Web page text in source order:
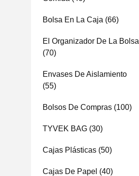
Bolsa En La Caja (66)
El Organizador De La Bolsa
(70)
Envases De Aislamiento
(55)
Bolsos De Compras (100)
TYVEK BAG (30)
Cajas Plásticas (50)
Cajas De Papel (40)